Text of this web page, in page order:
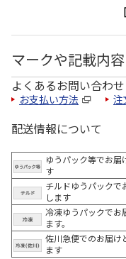
マークや記載内
よくあるお問い合わせ
お支払い方法 注
配送情報について
ゆうパック等でお届
す
チルドゆうパックで
します
冷凍ゆうパックでお
ます。
佐川急便でのお届け
ます